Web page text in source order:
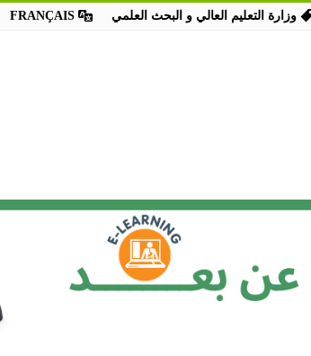
وزارة التعليم العالي و البحث العلمي FRANÇAIS